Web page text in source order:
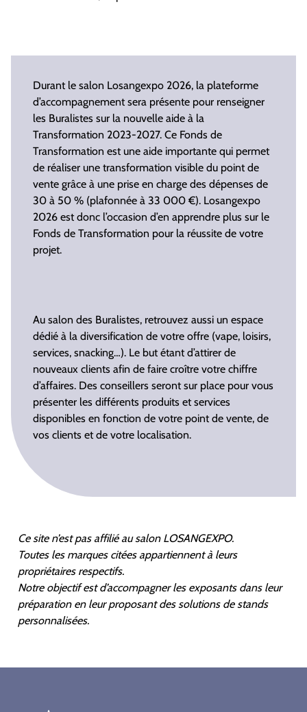
Durant le salon Losangexpo 2026, la plateforme
d’accompagnement sera présente pour renseigner
les Buralistes sur la nouvelle aide à la
Transformation 2023-2027. Ce Fonds de
Transformation est une aide importante qui permet
de réaliser une transformation visible du point de
vente grâce à une prise en charge des dépenses de
30 à 50 % (plafonnée à 33 000 €). Losangexpo
2026 est donc l’occasion d’en apprendre plus sur le
Fonds de Transformation pour la réussite de votre
projet.
Au salon des Buralistes, retrouvez aussi un espace
dédié à la diversification de votre offre (vape, loisirs,
services, snacking…). Le but étant d’attirer de
nouveaux clients afin de faire croître votre chiffre
d’affaires. Des conseillers seront sur place pour vous
présenter les différents produits et services
disponibles en fonction de votre point de vente, de
vos clients et de votre localisation.
Ce site n’est pas affilié au salon LOSANGEXPO.
Toutes les marques citées appartiennent à leurs
propriétaires respectifs.
Notre objectif est d’accompagner les exposants dans leur
préparation en leur proposant des solutions de stands
personnalisées.